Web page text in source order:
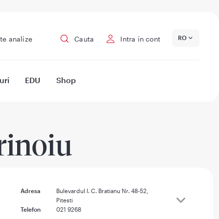
analize Cauta Intra in cont RO
EDU Shop
Adresa
Bulevardul I. C. Bratianu Nr. 48-52,
Pitesti
Telefon
021 9268